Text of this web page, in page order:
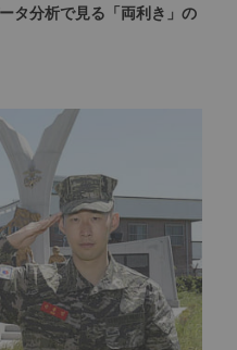
タ分析で見る「両利き」の